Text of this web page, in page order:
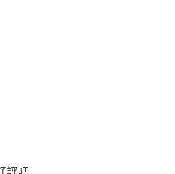
個別帳號之用戶狀況，依本公司即
足之情形，本公司將視審查結果
使用額度並採取法律行動。